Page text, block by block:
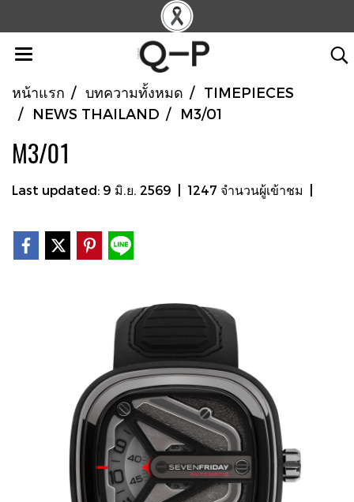
หน้าแรก บทความทั้งหมด
TIMEPIECES
NEWS THAILAND
M3/01
M3/01
Last updated: 9 มิ.ย. 2569 1247 จำนวนผู้เข้าชม